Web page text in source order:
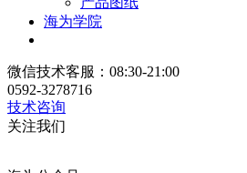
海为学院
微信技术客服：08:30-21:00
0592-3278716
技术咨询
关注我们